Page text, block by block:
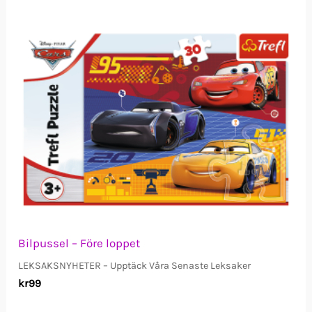
Bilpussel – Före loppet
LEKSAKSNYHETER – Upptäck Våra Senaste Leksaker
kr99